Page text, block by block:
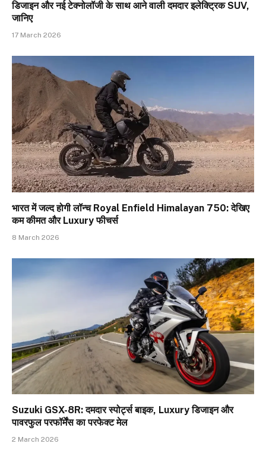
डिजाइन और नई टेक्नोलॉजी के साथ आने वाली दमदार इलेक्ट्रिक SUV,
जानिए
17 March 2026
भारत में जल्द होगी लॉन्च Royal Enfield Himalayan 750: देखिए
कम कीमत और Luxury फीचर्स
8 March 2026
Suzuki GSX-8R: दमदार स्पोर्ट्स बाइक, Luxury डिजाइन और
पावरफुल परफॉर्मेंस का परफेक्ट मेल
2 March 2026